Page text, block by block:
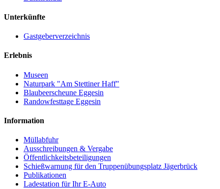
Unterkünfte
Gastgeberverzeichnis
Erlebnis
Museen
Naturpark "Am Stettiner Haff"
Blaubeerscheune Eggesin
Randowfesttage Eggesin
Information
Müllabfuhr
Ausschreibungen & Vergabe
Öffentlichkeitsbeteiligungen
Schießwarnung für den Truppenübungsplatz Jägerbrück
Publikationen
Ladestation für Ihr E-Auto